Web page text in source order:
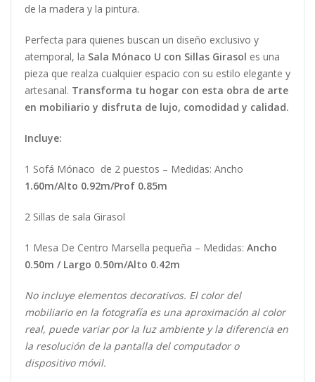
de la madera y la pintura.
Perfecta para quienes buscan un diseño exclusivo y
atemporal, la Sala Mónaco U con Sillas Girasol es una
pieza que realza cualquier espacio con su estilo elegante y
artesanal. Transforma tu hogar con esta obra de arte
en mobiliario y disfruta de lujo, comodidad y calidad.
Incluye:
1 Sofá Mónaco de 2 puestos – Medidas: Ancho
1.60m/Alto 0.92m/Prof 0.85m
2 Sillas de sala Girasol
1 Mesa De Centro Marsella pequeña – Medidas: Ancho
0.50m / Largo 0.50m/Alto 0.42m
No incluye elementos decorativos. El color del
mobiliario en la fotografía es una aproximación al color
real, puede variar por la luz ambiente y la diferencia en
la resolución de la pantalla del computador o
dispositivo móvil.